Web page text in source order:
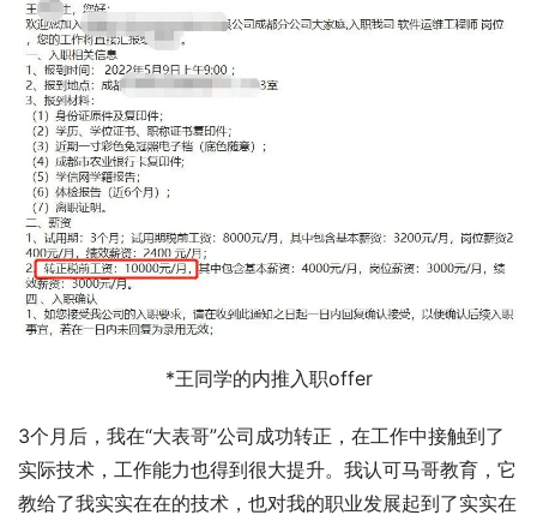
*王同学的内推入职offer
3个月后，我在“大表哥”公司成功转正，在工作中接触到了
实际技术，工作能力也得到很大提升。我认可马哥教育，它
教给了我实实在在的技术，也对我的职业发展起到了实实在